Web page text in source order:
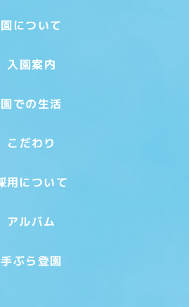
園について
入園案内
園での生活
こだわり
用について
アルバム
手ぶら登園